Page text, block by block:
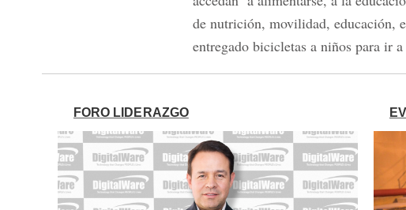
de nutrición, movilidad, educación,
entregado bicicletas a niños para ir
FORO LIDERAZGO